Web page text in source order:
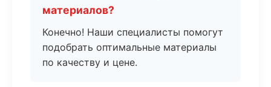
материалов?
Конечно! Наши специалисты помогут
подобрать оптимальные материалы
по качеству и цене.